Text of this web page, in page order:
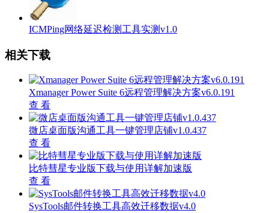
ICMPing网络延迟检测工具实测v1.0
相关下载
Xmanager Power Suite 6远程管理解决方案v6.0.191
查 看
微店桌面版沟通工具一键管理店铺v1.0.437
查 看
比特彗星专业版下载与使用详解加速版
查 看
SysTools邮件转换工具高效迁移数据v4.0